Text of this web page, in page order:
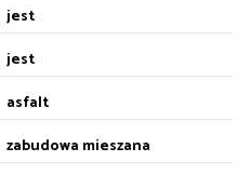
jest
jest
asfalt
zabudowa mieszana